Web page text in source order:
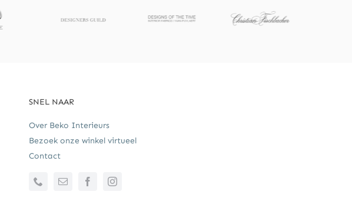
SNEL NAAR
Over Beko Interieurs
Bezoek onze winkel virtueel
Contact